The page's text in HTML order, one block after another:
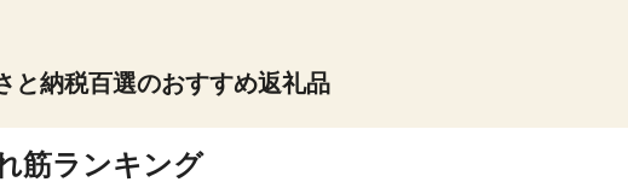
と納税百選のおすすめ返礼品
筋ランキング